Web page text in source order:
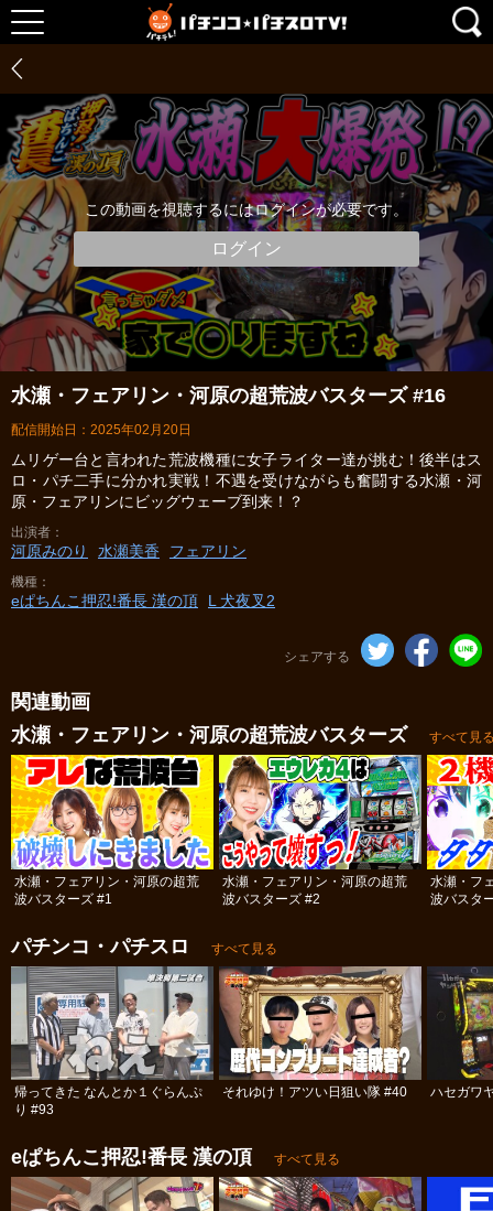
この動画を視聴するにはログインが必要です。
ログイン
水瀬・フェアリン・河原の超荒波バスターズ #16
配信開始日：2025年02月20日
ムリゲー台と言われた荒波機種に女子ライター達が挑む！後半はス
ロ・パチ二手に分かれ実戦！不遇を受けながらも奮闘する水瀬・河
原・フェアリンにビッグウェーブ到来！？
出演者
河原みのり 水瀬美香 フェアリン
機種
eぱちんこ押忍!番長 漢の頂 L 犬夜叉2
シェアする
関連動画
水瀬・フェアリン・河原の超荒波バスターズ
すべて見
水瀬・フェアリン・河原の超荒
波バスターズ #1
水瀬・フェアリン・河原の超荒
波バスターズ #2
水瀬・フ
波バスタ
パチンコ・パチスロ すべて見る
帰ってきた なんとか１ぐらんぷ
り #93
それゆけ！アツい日狙い隊 #40 ハセガワ
eぱちんこ押忍!番長 漢の頂 すべて見る